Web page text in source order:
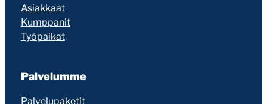
Asiakkaat
Kumppanit
Työpaikat
Palvelumme
Palvelupaketit